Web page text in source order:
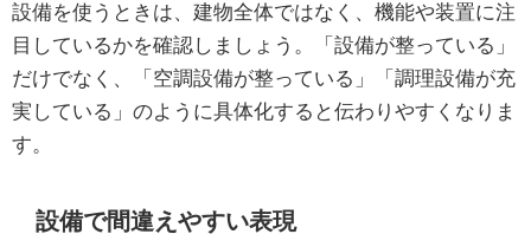
設備を使うときは、建物全体ではなく、機能や装置に注
目しているかを確認しましょう。「設備が整っている」
だけでなく、「空調設備が整っている」「調理設備が充
実している」のように具体化すると伝わりやすくなりま
す。
設備で間違えやすい表現